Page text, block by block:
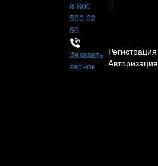
8 800
500 62
50
Заказать
звонок
Регистрация
Авторизация